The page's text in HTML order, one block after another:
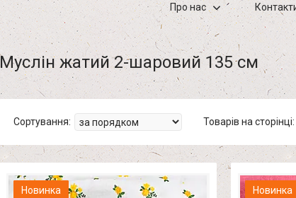
Про нас
Муслін жатий 2-шаровий 135 см
Новинка Новинка